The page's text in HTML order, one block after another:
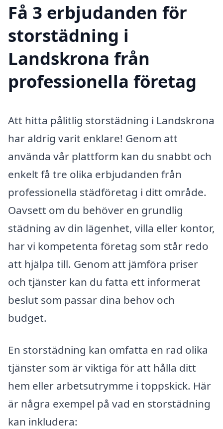
Få 3 erbjudanden för
storstädning i
Landskrona från
professionella företag
Att hitta pålitlig storstädning i Landskrona
har aldrig varit enklare! Genom att
använda vår plattform kan du snabbt och
enkelt få tre olika erbjudanden från
professionella städföretag i ditt område.
Oavsett om du behöver en grundlig
städning av din lägenhet, villa eller kontor,
har vi kompetenta företag som står redo
att hjälpa till. Genom att jämföra priser
och tjänster kan du fatta ett informerat
beslut som passar dina behov och
budget.
En storstädning kan omfatta en rad olika
tjänster som är viktiga för att hålla ditt
hem eller arbetsutrymme i toppskick. Här
är några exempel på vad en storstädning
kan inkludera: